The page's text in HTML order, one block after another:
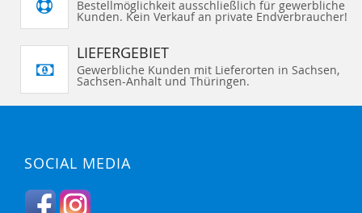
Bestellmöglichkeit ausschließlich für gewerbliche
Kunden. Kein Verkauf an private Endverbraucher!
LIEFERGEBIET
Gewerbliche Kunden mit Lieferorten in Sachsen,
Sachsen-Anhalt und Thüringen.
SOCIAL MEDIA